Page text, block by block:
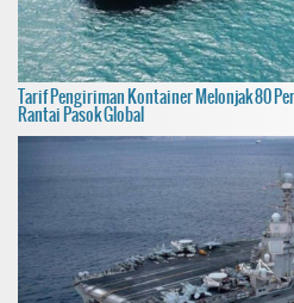
Tarif Pengiriman Kontainer Melonjak 80
Rantai Pasok Global